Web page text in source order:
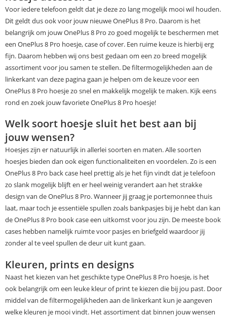
Voor iedere telefoon geldt dat je deze zo lang mogelijk mooi wil houden.
Dit geldt dus ook voor jouw nieuwe OnePlus 8 Pro. Daarom is het
belangrijk om jouw OnePlus 8 Pro zo goed mogelijk te beschermen met
een OnePlus 8 Pro hoesje, case of cover. Een ruime keuze is hierbij erg
fijn. Daarom hebben wij ons best gedaan om een zo breed mogelijk
assortiment voor jou samen te stellen. De filtermogelijkheden aan de
linkerkant van deze pagina gaan je helpen om de keuze voor een
OnePlus 8 Pro hoesje zo snel en makkelijk mogelijk te maken. Kijk eens
rond en zoek jouw favoriete OnePlus 8 Pro hoesje!
Welk soort hoesje sluit het best aan bij
jouw wensen?
Hoesjes zijn er natuurlijk in allerlei soorten en maten. Alle soorten
hoesjes bieden dan ook eigen functionaliteiten en voordelen. Zo is een
OnePlus 8 Pro back case heel prettig als je het fijn vindt dat je telefoon
zo slank mogelijk blijft en er heel weinig verandert aan het strakke
design van de OnePlus 8 Pro. Wanneer jij graag je portemonnee thuis
laat, maar toch je essentiële spullen zoals bankpasjes bij je hebt dan kan
de OnePlus 8 Pro book case een uitkomst voor jou zijn. De meeste book
cases hebben namelijk ruimte voor pasjes en briefgeld waardoor jij
zonder al te veel spullen de deur uit kunt gaan.
Kleuren, prints en designs
Naast het kiezen van het geschikte type OnePlus 8 Pro hoesje, is het
ook belangrijk om een leuke kleur of print te kiezen die bij jou past. Door
middel van de filtermogelijkheden aan de linkerkant kun je aangeven
welke kleuren je mooi vindt. Het assortiment dat binnen jouw wensen